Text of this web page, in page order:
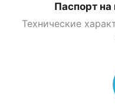
Паспорт
Технические